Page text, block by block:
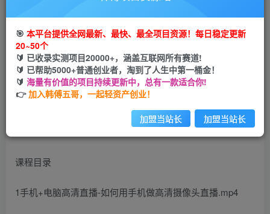
立即购买
您当前未登录！建议登陆后购买，可保存购买订单
课程目录
1手机+电脑高清直播-如何用手机做高清摄像头直播.mp4
🎯 本平台提供全网最新、最快、最全项目资源！每日稳定更新
20~50个
🔰 已收录实测项目20000+，涵盖互联网所有赛道!
🔰 已帮助5000+普通创业者，淘到了人生中第一桶金！
🔰 海量有价值的项目持续更新中，总有一款适合你!
👉加入韩傅五哥，一起轻资产创业！
加盟当站长 加盟当站长